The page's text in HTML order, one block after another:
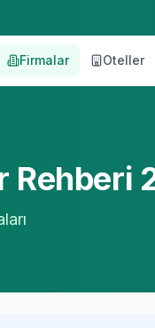
Firmalar Oteller
Rehberi